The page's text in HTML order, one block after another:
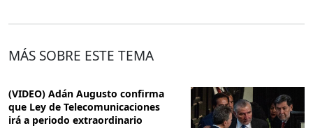
MÁS SOBRE ESTE TEMA
(VIDEO) Adán Augusto confirma
que Ley de Telecomunicaciones
irá a periodo extraordinario